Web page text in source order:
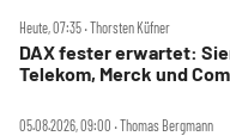
Heute, 07:35 ‧ Thorsten Küfner
DAX fester erwartet:
Telekom, Merck und
05.08.2026, 09:00 ‧ Thomas Bergmann